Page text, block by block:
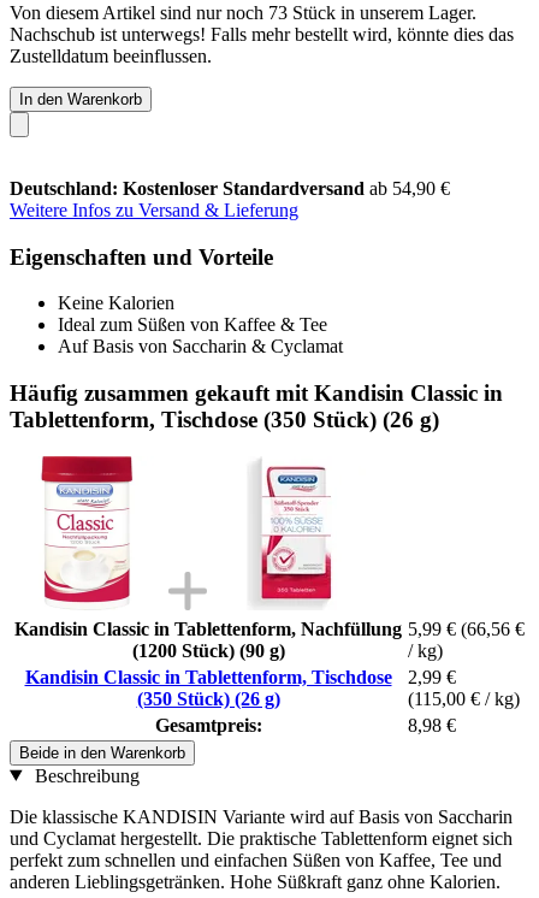
Von diesem Artikel sind nur noch 73 Stück in unserem Lager.
Nachschub ist unterwegs! Falls mehr bestellt wird, könnte dies das
Zustelldatum beeinflussen.
In den Warenkorb
Deutschland: Kostenloser Standardversand ab 54,90 €
Weitere Infos zu Versand & Lieferung
Eigenschaften und Vorteile
Keine Kalorien
Ideal zum Süßen von Kaffee & Tee
Auf Basis von Saccharin & Cyclamat
Häufig zusammen gekauft mit Kandisin Classic in
Tablettenform, Tischdose (350 Stück) (26 g)
Kandisin Classic in Tablettenform, Nachfüllung
(1200 Stück) (90 g)
5,99 € (66,56 €
/ kg)
Kandisin Classic in Tablettenform, Tischdose
(350 Stück) (26 g)
2,99 €
(115,00 € / kg)
Gesamtpreis:
8,98 €
Beide in den Warenkorb
Beschreibung
Die klassische KANDISIN Variante wird auf Basis von Saccharin
und Cyclamat hergestellt. Die praktische Tablettenform eignet sich
perfekt zum schnellen und einfachen Süßen von Kaffee, Tee und
anderen Lieblingsgetränken. Hohe Süßkraft ganz ohne Kalorien.